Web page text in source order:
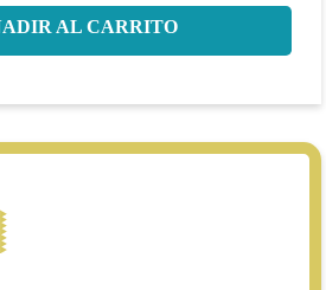
AL CARRITO